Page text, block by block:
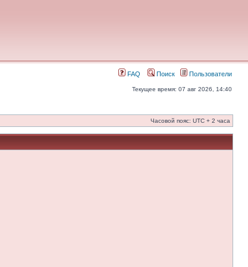
FAQ Поиск Пользователи
Текущее время: 07 авг 2026, 14:40
Часовой пояс: UTC + 2 часа